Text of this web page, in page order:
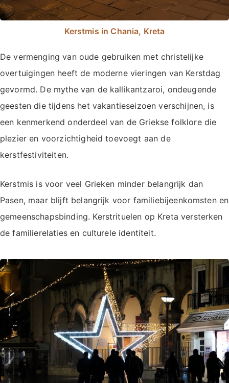
Kerstmis in Chania, Kreta
De vermenging van oude gebruiken met christelijke
overtuigingen heeft de moderne vieringen van Kerstdag
gevormd. De mythe van de kallikantzaroi, ondeugende
geesten die tijdens het vakantieseizoen verschijnen, is
een kenmerkend onderdeel van de Griekse folklore die
plezier en voorzichtigheid toevoegt aan de
kerstfestiviteiten.
Kerstmis is voor veel Grieken minder belangrijk dan
Pasen, maar blijft belangrijk voor familiebijeenkomsten en
gemeenschapsbinding. Kerstrituelen op Kreta versterken
de familierelaties en culturele identiteit.